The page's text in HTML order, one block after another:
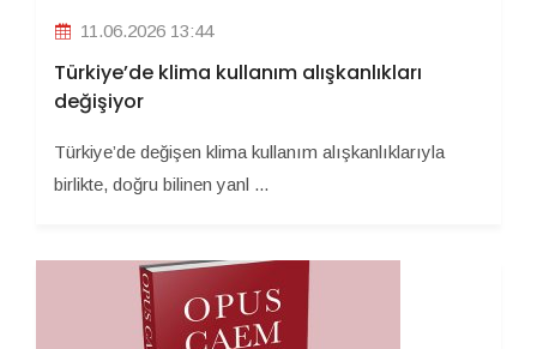
11.06.2026 13:44
Türkiye’de klima kullanım alışkanlıkları
değişiyor
Türkiye’de değişen klima kullanım alışkanlıklarıyla
birlikte, doğru bilinen yanl ...